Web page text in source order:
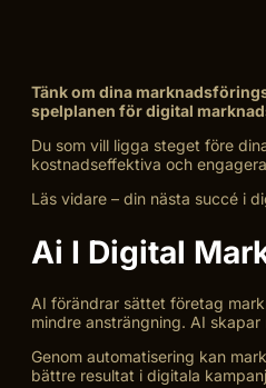
Tänk om dina
spelplanen för digital
Du som vill ligga steget före
kostnadseffektiva och
Läs vidare – din nästa succé i
Ai I Digital
AI förändrar sättet företag
mindre ansträngning. AI
Genom automatisering kan
bättre resultat i digitala